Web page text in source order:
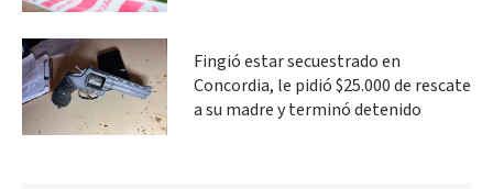
Fingió estar secuestrado en
Concordia, le pidió $25.000 de rescate
a su madre y terminó detenido